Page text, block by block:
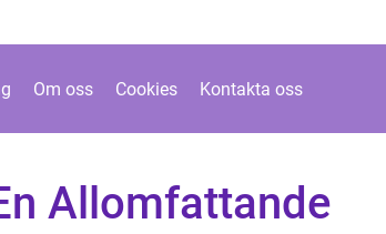
Om oss Cookies Kontakta oss
Allomfattande